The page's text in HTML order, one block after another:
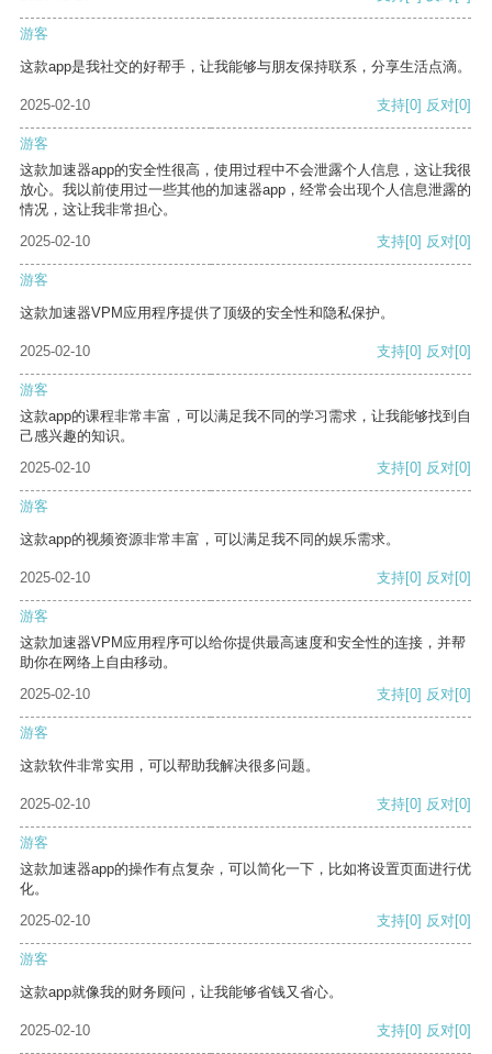
游客
这款app是我社交的好帮手，让我能够与朋友保持联系，分享生活点滴。
2025-02-10 支持[0] 反对[0]
游客
这款加速器app的安全性很高，使用过程中不会泄露个人信息，这让我很
放心。我以前使用过一些其他的加速器app，经常会出现个人信息泄露的
情况，这让我非常担心。
2025-02-10
支持[0] 反对[0]
游客
这款加速器VPM应用程序提供了顶级的安全性和隐私保护。
2025-02-10 支持[0] 反对[0]
游客
这款app的课程非常丰富，可以满足我不同的学习需求，让我能够找到自
己感兴趣的知识。
2025-02-10
支持[0] 反对[0]
游客
这款app的视频资源非常丰富，可以满足我不同的娱乐需求。
2025-02-10 支持[0] 反对[0]
游客
这款加速器VPM应用程序可以给你提供最高速度和安全性的连接，并帮
助你在网络上自由移动。
2025-02-10
支持[0] 反对[0]
游客
这款软件非常实用，可以帮助我解决很多问题。
2025-02-10 支持[0] 反对[0]
游客
这款加速器app的操作有点复杂，可以简化一下，比如将设置页面进行优
化。
2025-02-10
支持[0] 反对[0]
游客
这款app就像我的财务顾问，让我能够省钱又省心。
2025-02-10 支持[0] 反对[0]